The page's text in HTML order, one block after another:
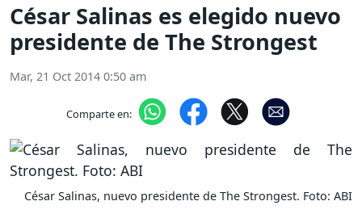
César Salinas es elegido nuevo
presidente de The Strongest
Mar, 21 Oct 2014 0:50 am
Comparte en:
César Salinas, nuevo presidente de The Strongest. Foto: ABI